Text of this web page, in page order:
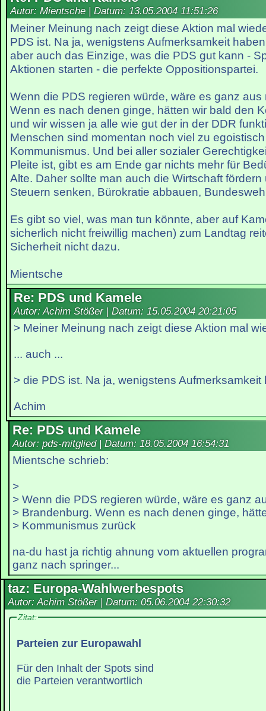
Autor: Mientsche | Datum: 13.05.2004 11:51:26
Meiner Meinung nach zeigt diese Aktion mal
PDS ist. Na ja, wenigstens Aufmerksamkeit
aber auch das Einzige, was die PDS gut kann -
Aktionen starten - die perfekte Oppositionspartei.
Wenn die PDS regieren würde, wäre es ganz aus
Wenn es nach denen ginge, hätten wir bald den
und wir wissen ja alle wie gut der in der DDR
Menschen sind momentan noch viel zu
Kommunismus. Und bei aller sozialer
Pleite ist, gibt es am Ende gar nichts mehr für
Alte. Daher sollte man auch die Wirtschaft
Steuern senken, Bürokratie abbauen,
Es gibt so viel, was man tun könnte, aber auf
sicherlich nicht freiwillig machen) zum Landtag
Sicherheit nicht dazu.
Mientsche
Re: PDS und Kamele
Autor: Achim Stößer | Datum: 15.05.2004 20:21:05
> Meiner Meinung nach zeigt diese Aktion mal
... auch ...
> die PDS ist. Na ja, wenigstens Aufmerksamkeit
Achim
Re: PDS und Kamele
Autor: pds-mitglied | Datum: 18.05.2004 16:54:31
Mientsche schrieb:
>
> Wenn die PDS regieren würde, wäre es ganz
> Brandenburg. Wenn es nach denen ginge,
> Kommunismus zurück
na-du hast ja richtig ahnung vom aktuellen
ganz nach springer...
taz: Europa-Wahlwerbespots
Autor: Achim Stößer | Datum: 05.06.2004 22:30:32
Zitat:
Parteien zur Europawahl
Für den Inhalt der Spots sind
die Parteien verantwortlich